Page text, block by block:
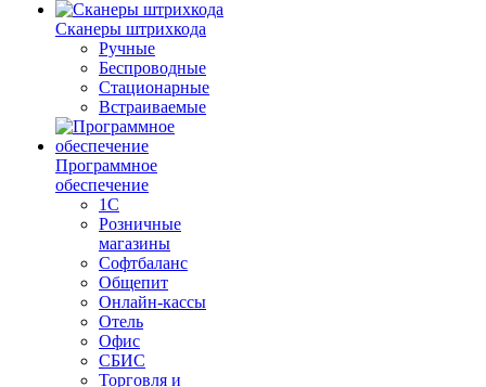
Сканеры штрихкода
Ручные
Беспроводные
Стационарные
Встраиваемые
Программное
обеспечение
1С
Розничные
магазины
Софтбаланс
Общепит
Онлайн-кассы
Отель
Офис
СБИС
Торговля и